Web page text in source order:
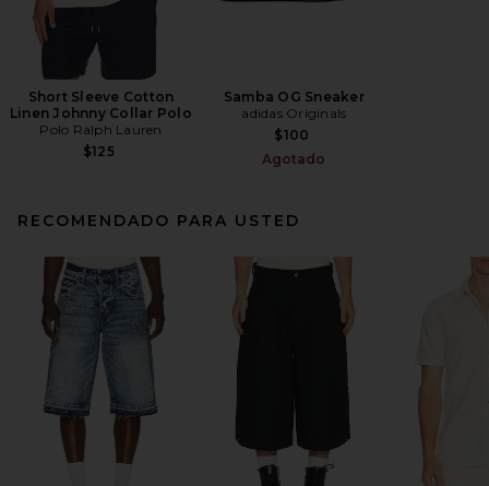
Short Sleeve Cotton
Linen Johnny Collar Polo
Polo Ralph Lauren
$125
Samba OG Sneaker
adidas Originals
$100
Agotado
RECOMENDADO PARA USTED